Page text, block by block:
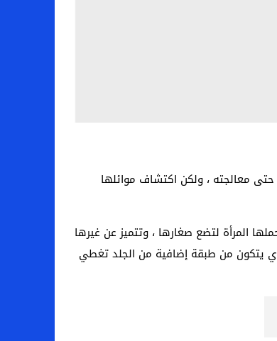
حتى معالجته ، ولكن اكتشاف موائلها
المرأة لتضع صغارها ، وتتميز عن غيرها
يتكون من طبقة إضافية من الجلد تغطي